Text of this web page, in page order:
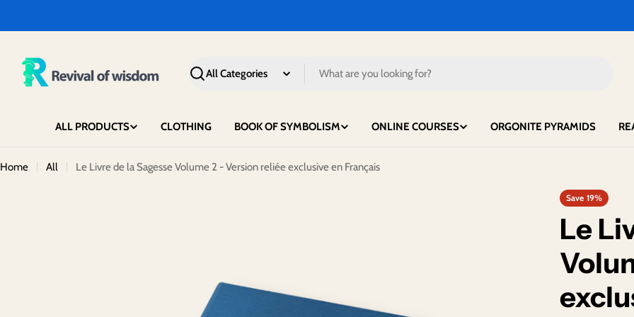
Search
ALL PRODUCTS CLOTHING BOOK OF SYMBOLISM ONLINE COURSES ORGONITE PYRAMIDS
Home All Le Livre de la Sagesse Volume 2 - Version reliée exclusive en Français
Save 19%
Le